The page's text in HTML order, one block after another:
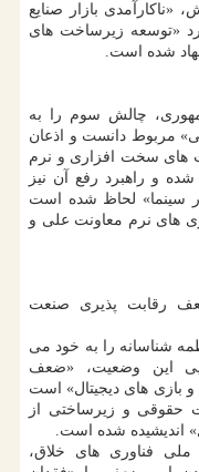
«ناکارآمدی بازار صنایع
«توسعه زیرساخت های
شده است.
چالش سوم را به
مربوط دانست و اذعان
های سخت افزاری و نرم
و راهبرد رفع آن نیز
سینما» لحاظ شده است
های نرم معاونت علی و
رقابت پذیری صنعت
شناسانه را به خود می
این وضعیت، «ضعف
بازی های دیجیتال» است
حقوقی و زیرساختی از
اندیشیده شده است.
ﻓﻨﺎوری ﻫﺎی خلاق،